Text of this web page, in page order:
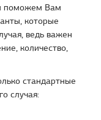
поможем Вам
которые
ведь важен
количество,
стандартные
случая: